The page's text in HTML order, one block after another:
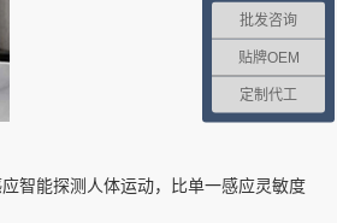
智能探测人体运动，比单一感应灵敏度
批发咨询
贴牌OEM
定制代工